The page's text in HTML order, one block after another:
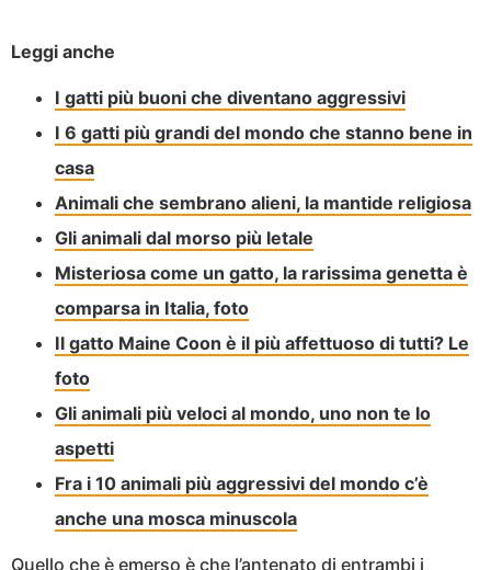
Leggi anche
I gatti più buoni che diventano aggressivi
I 6 gatti più grandi del mondo che stanno bene in
casa
Animali che sembrano alieni, la mantide religiosa
Gli animali dal morso più letale
Misteriosa come un gatto, la rarissima genetta è
comparsa in Italia, foto
Il gatto Maine Coon è il più affettuoso di tutti? Le
foto
Gli animali più veloci al mondo, uno non te lo
aspetti
Fra i 10 animali più aggressivi del mondo c’è
anche una mosca minuscola
Quello che è emerso è che l’antenato di entrambi i